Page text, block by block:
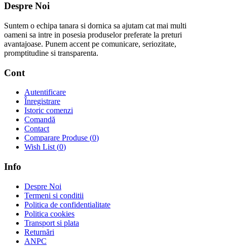
Despre Noi
Suntem o echipa tanara si dornica sa ajutam cat mai multi
oameni sa intre in posesia produselor preferate la preturi
avantajoase. Punem accent pe comunicare, seriozitate,
promptitudine si transparenta.
Cont
Autentificare
Înregistrare
Istoric comenzi
Comandă
Contact
Comparare Produse (0)
Wish List (0)
Info
Despre Noi
Termeni si conditii
Politica de confidentialitate
Politica cookies
Transport si plata
Returnări
ANPC